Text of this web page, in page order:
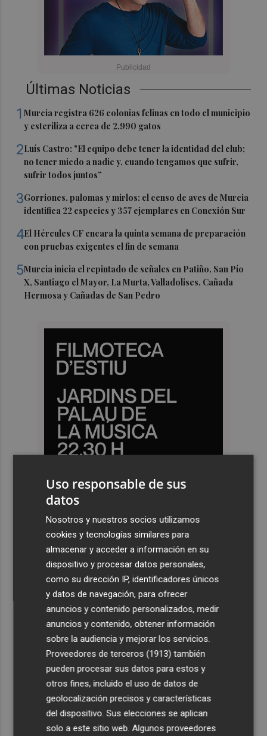
Últimas Noticias
1Murcia registra 626 colonias felinas en todo el municipio
y esteriliza a cerca de 2.990 gatos
2Luís Castro: "El equipo debe tener la identidad del club;
no tener miedo a nadie y, cuando tengamos que sufrir,
sufrir todos juntos”
3Gorriones, palomas y mirlos: el censo de aves de Murcia
identifica 22 especies y 357 ejemplares en Conexión Sur
4El Hércules CF encara la quinta semana de preparación
con pruebas exigentes el fin de semana
5Murcia inicia el repintado de señales en Patiño, San Pío
X, Santiago el Mayor, La Murta, Valladolises, Cañada
Hermosa y Cañadas de San Pedro
Uso responsable de sus
datos
Nosotros y nuestros socios utilizamos
cookies y tecnologías similares para
almacenar y acceder a información en su
dispositivo y procesar datos personales,
como su dirección IP, identificadores únicos
y datos de navegación, para ofrecer
anuncios y contenido personalizados, medir
anuncios y contenido, obtener información
sobre la audiencia y mejorar los servicios.
Proveedores de terceros (1913) también
pueden procesar sus datos para estos y
otros fines, incluido el uso de datos de
geolocalización precisos y características
del dispositivo. Sus elecciones se aplican
solo a este sitio web. Algunos proveedores